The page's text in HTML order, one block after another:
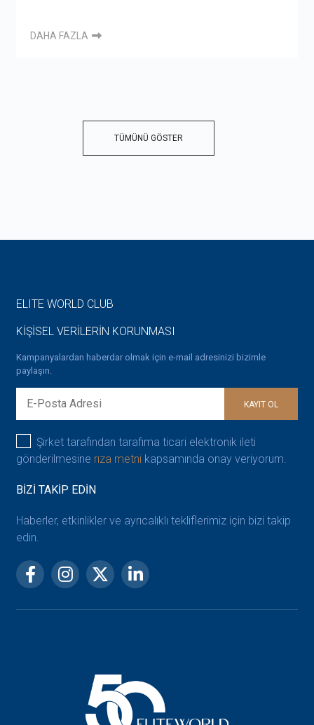
DAHA FAZLA
TÜMÜNÜ GÖSTER
ELITE WORLD CLUB
KİŞİSEL VERİLERİN KORUNMASI
Kampanyalardan haberdar olmak için e-mail adresinizi bizimle
paylaşın.
KAYIT OL
Şirket tarafından tarafıma ticari elektronik ileti
gönderilmesine rıza metni kapsamında onay veriyorum.
BİZİ TAKİP EDİN
Haberler, etkinlikler ve ayrıcalıklı tekliflerimiz için bizi takip
edin.